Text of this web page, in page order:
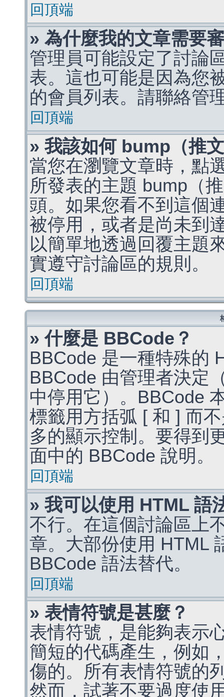
回頂端
» 為什麼我的文章需要
管理員可能設定了討論
表。這也可能是因為您
的會員列表。請聯絡管
回頂端
» 我該如何 bump（推
當您在瀏覽文章時，點
所發表的主題 bump（
頭。如果您看不到這個
被停用，或者是尚未到
以簡單地透過回覆主題
實遵守討論區的規則。
回頂端
» 什麼是 BBCode？
BBCode 是一種特殊的
BBCode 由管理者決定
中停用它）。BBCode
標籤用方括弧 [ 和 ] 而
多的顯示控制。要得到
面中的 BBCode 說明。
回頂端
» 我可以使用 HTML 語
不行。在這個討論區上
章。大部份使用 HTML
BBCode 語法替代。
回頂端
» 表情符號是甚麼？
表情符號，是能夠表示
簡短的代碼產生，例如
傷的。所有表情符號的
然而，試著不要過度使